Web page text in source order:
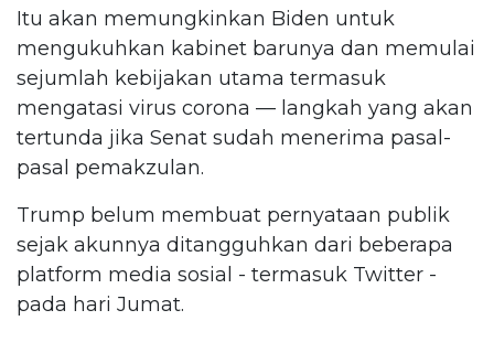
Itu akan memungkinkan Biden untuk
mengukuhkan kabinet barunya dan memulai
sejumlah kebijakan utama termasuk
mengatasi virus corona — langkah yang akan
tertunda jika Senat sudah menerima pasal-
pasal pemakzulan.
Trump belum membuat pernyataan publik
sejak akunnya ditangguhkan dari beberapa
platform media sosial - termasuk Twitter -
pada hari Jumat.